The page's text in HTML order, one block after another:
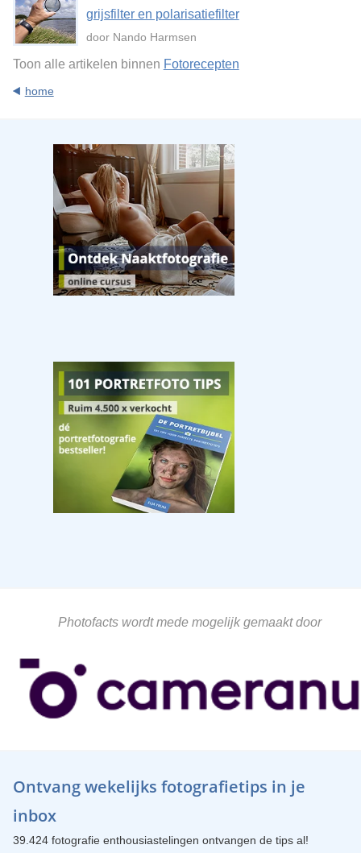
grijsfilter en polarisatiefilter
door Nando Harmsen
Toon alle artikelen binnen Fotorecepten
home
Photofacts wordt mede mogelijk gemaakt door
Ontvang wekelijks fotografietips in je
inbox
39.424 fotografie enthousiastelingen ontvangen de tips al!